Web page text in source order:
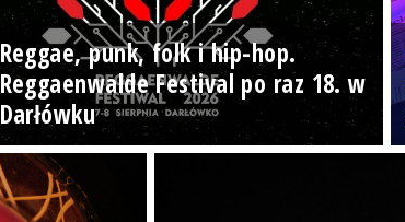
Reggae, punk, folk i hip-hop.
Reggaenwalde Festival po raz 18. w
Darłówku